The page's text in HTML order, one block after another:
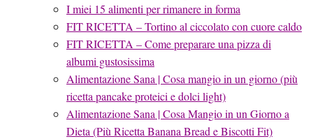
I miei 15 alimenti per rimanere in forma
FIT RICETTA – Tortino al ciccolato con cuore caldo
FIT RICETTA – Come preparare una pizza di
albumi gustosissima
Alimentazione Sana | Cosa mangio in un giorno (più
ricetta pancake proteici e dolci light)
Alimentazione Sana | Cosa Mangio in un Giorno a
Dieta (Più Ricetta Banana Bread e Biscotti Fit)